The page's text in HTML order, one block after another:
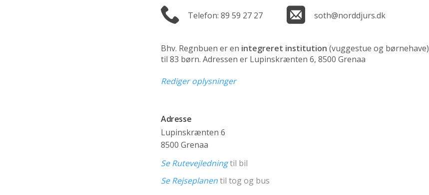
Telefon: 89 59 27 27 soth@norddjurs.dk
Bhv. Regnbuen er en integreret institution (vuggestue og børnehave)
til 83 børn. Adressen er Lupinskrænten 6, 8500 Grenaa
Rediger oplysninger
Adresse
Lupinskrænten 6
8500 Grenaa
Se Rutevejledningtil bil
Se Rejseplanentil tog og bus